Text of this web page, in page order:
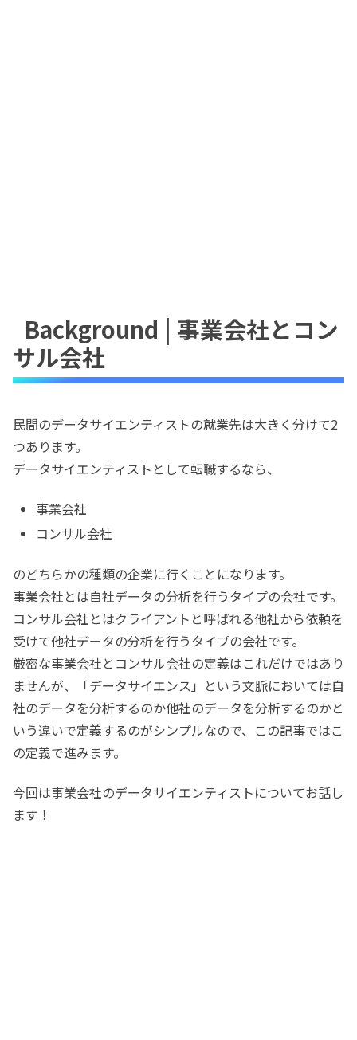
Background | 事業会社とコン
サル会社
民間のデータサイエンティストの就業先は大きく分けて2
つあります。
データサイエンティストとして転職するなら、
事業会社
コンサル会社
のどちらかの種類の企業に行くことになります。
事業会社とは自社データの分析を行うタイプの会社です。
コンサル会社とはクライアントと呼ばれる他社から依頼を
受けて他社データの分析を行うタイプの会社です。
厳密な事業会社とコンサル会社の定義はこれだけではあり
ませんが、「データサイエンス」という文脈においては自
社のデータを分析するのか他社のデータを分析するのかと
いう違いで定義するのがシンプルなので、この記事ではこ
の定義で進みます。
今回は事業会社のデータサイエンティストについてお話し
ます！